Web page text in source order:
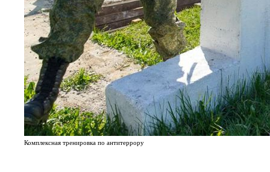
Комплексная тренировка по антитеррору